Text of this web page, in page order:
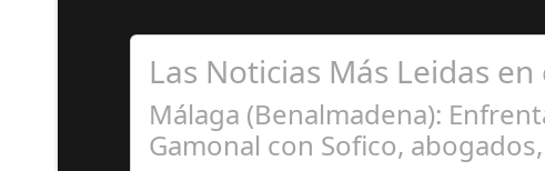
Las Noticias Más Leidas
Málaga (Benalmadena):
Gamonal con Sofico,